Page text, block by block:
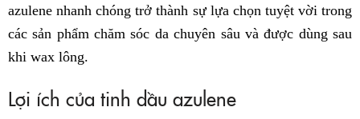
azulene nhanh chóng trở thành sự lựa chọn tuyệt vời trong
các sản phẩm chăm sóc da chuyên sâu và được dùng sau
khi wax lông.
Lợi ích của tinh dầu azulene